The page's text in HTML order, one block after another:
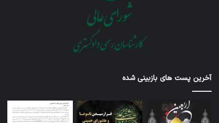
آخرین پست های بازبینی شده